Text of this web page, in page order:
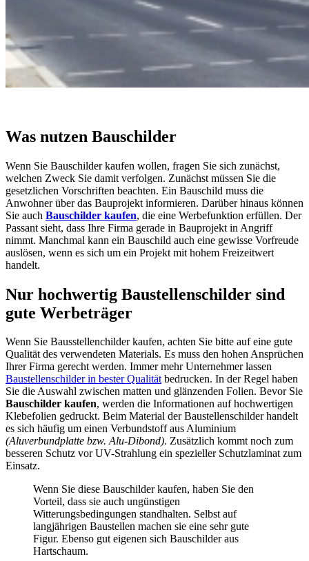
Was nutzen Bauschilder
Wenn Sie Bauschilder kaufen wollen, fragen Sie sich zunächst,
welchen Zweck Sie damit verfolgen. Zunächst müssen Sie die
gesetzlichen Vorschriften beachten. Ein Bauschild muss die
Anwohner über das Bauprojekt informieren. Darüber hinaus können
Sie auch Bauschilder kaufen, die eine Werbefunktion erfüllen. Der
Passant sieht, dass Ihre Firma gerade in Bauprojekt in Angriff
nimmt. Manchmal kann ein Bauschild auch eine gewisse Vorfreude
auslösen, wenn es sich um ein Projekt mit hohem Freizeitwert
handelt.
Nur hochwertig Baustellenschilder sind
gute Werbeträger
Wenn Sie Bausstellenchilder kaufen, achten Sie bitte auf eine gute
Qualität des verwendeten Materials. Es muss den hohen Ansprüchen
Ihrer Firma gerecht werden. Immer mehr Unternehmer lassen
Baustellenschilder in bester Qualitätbedrucken. In der Regel haben
Sie die Auswahl zwischen matten und glänzenden Folien. Bevor Sie
Bauschilder kaufen, werden die Informationen auf hochwertigen
Klebefolien gedruckt. Beim Material der Baustellenschilder handelt
es sich häufig um einen Verbundstoff aus Aluminium
(Aluverbundplatte bzw. Alu-Dibond). Zusätzlich kommt noch zum
besseren Schutz vor UV-Strahlung ein spezieller Schutzlaminat zum
Einsatz.
Wenn Sie diese Bauschilder kaufen, haben Sie den
Vorteil, dass sie auch ungünstigen
Witterungsbedingungen standhalten. Selbst auf
langjährigen Baustellen machen sie eine sehr gute
Figur. Ebenso gut eigenen sich Bauschilder aus
Hartschaum.